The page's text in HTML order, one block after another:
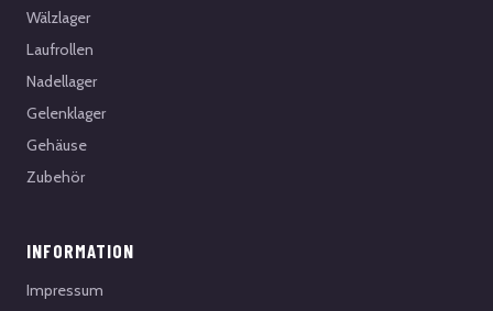
Wälzlager
Laufrollen
Nadellager
Gelenklager
Gehäuse
Zubehör
INFORMATION
Impressum